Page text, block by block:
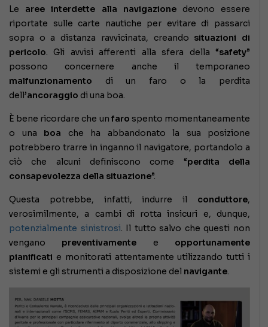
Le aree interdette alla navigazionedevono essere
riportate sulle carte nautiche per evitare di passarci
sopra o a distanza ravvicinata, creando situazioni di
pericolo. Gli avvisi afferenti alla sfera della “safety”
possono concernere anche il temporaneo
malfunzionamento di un faro o la perdita
dell’ancoraggio di una boa.
È bene ricordare che un faro spento momentaneamente
o una boa che ha abbandonato la sua posizione
potrebbero trarre in inganno il navigatore, portandolo a
ciò che alcuni definiscono come “perdita della
consapevolezza della situazione”.
Questa potrebbe, infatti, indurre il conduttore,
verosimilmente, a cambi di rotta insicuri e, dunque,
potenzialmente sinistrosi. Il tutto salvo che questi non
vengano preventivamente e opportunamente
pianificati e monitorati attentamente utilizzando tutti i
sistemi e gli strumenti a disposizione del navigante.